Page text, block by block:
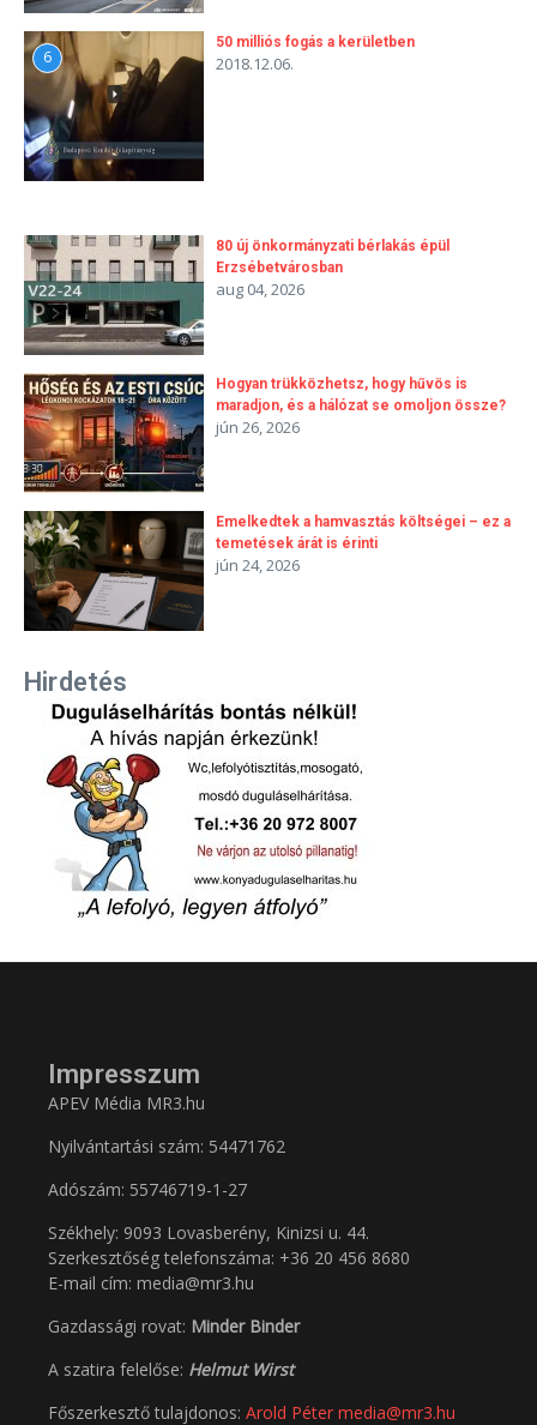
6
50 milliós fogás a kerületben
2018.12.06.
80 új önkormányzati bérlakás épül
Erzsébetvárosban
aug 04, 2026
Hogyan trükközhetsz, hogy hűvös is
maradjon, és a hálózat se omoljon össze?
jún 26, 2026
Emelkedtek a hamvasztás költségei – ez a
temetések árát is érinti
jún 24, 2026
Hirdetés
Impresszum
APEV Média MR3.hu
Nyilvántartási szám: 54471762
Adószám: 55746719-1-27
Székhely: 9093 Lovasberény, Kinizsi u. 44.
Szerkesztőség telefonszáma: +36 20 456 8680
E-mail cím: media@mr3.hu
Gazdassági rovat: Minder Binder
A szatira felelőse: Helmut Wirst
Főszerkesztő tulajdonos: Arold Péter media@mr3.hu